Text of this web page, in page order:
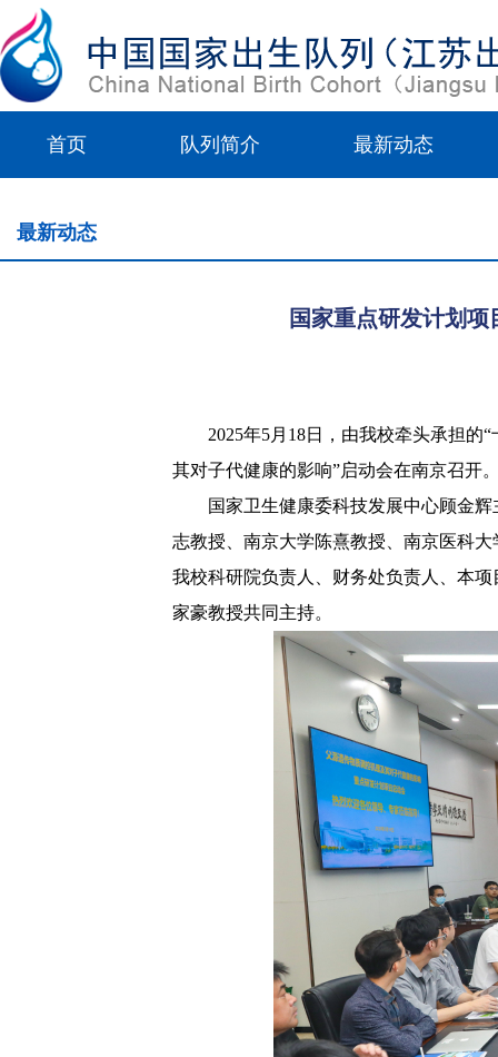
首页 队列简介 最新动态
最新动态
国家重点研发计划
2025年5月18日，由我校牵头承担的
其对子代健康的影响”启动会在南京召开
国家卫生健康委科技发展中心顾金
志教授 、南京大学陈熹教授、南京医科
我校科研院负责人、财务处负责人、本项
家豪教授共同主持。